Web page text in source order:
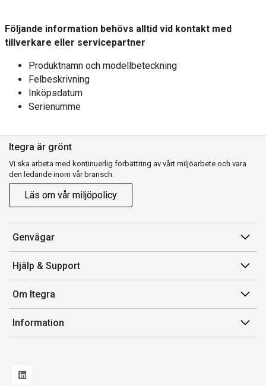
Följande information behövs alltid vid kontakt med
tillverkare eller servicepartner
Produktnamn och modellbeteckning
Felbeskrivning
Inköpsdatum
Serienumme
Itegra är grönt
Vi ska arbeta med kontinuerlig förbättring av vårt miljöarbete och vara
den ledande inom vår bransch.
Läs om vår miljöpolicy
Genvägar
Min sida
Orderhistorik
Fakturor & Kvitton
Inköpslistor
Hjälp & Support
Kundservice
Retur
Transportskada
Om Itegra
Om oss
Vi är Itegra
Whistleblowing
Information